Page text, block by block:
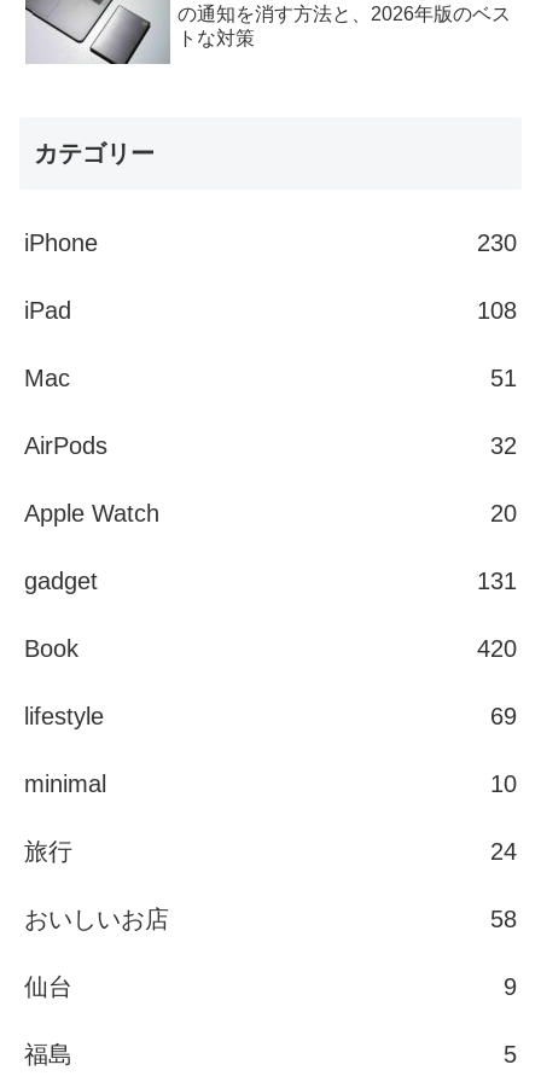
の通知を消す方法と、2026年版のベス
トな対策
カテゴリー
iPhone 230
iPad 108
Mac 51
AirPods 32
Apple Watch 20
gadget 131
Book 420
lifestyle 69
minimal 10
旅行 24
おいしいお店 58
仙台 9
福島 5